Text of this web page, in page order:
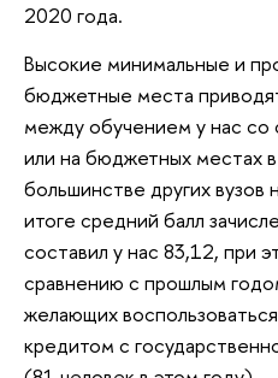
2020 года.
Высокие минимальные и
бюджетные места
между обучением у нас со
или на бюджетных местах
большинстве других вузов
итоге средний балл
составил у нас 83,12, при
сравнению с прошлым
желающих
кредитом с